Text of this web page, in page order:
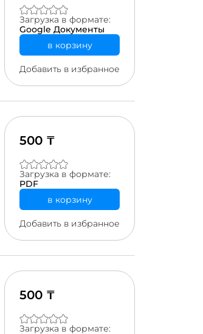
Загрузка в формате:
Google Документы
в корзину
Добавить в избранное
500 ₸
Загрузка в формате:
PDF
в корзину
Добавить в избранное
500 ₸
Загрузка в формате: